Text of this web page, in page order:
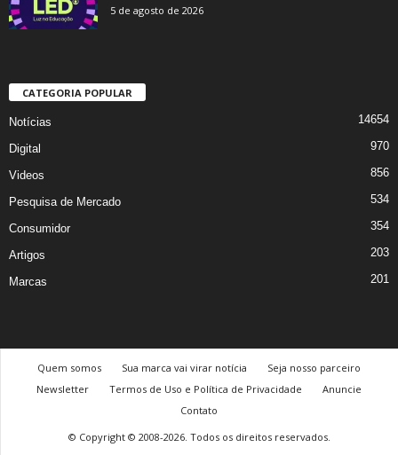
5 de agosto de 2026
CATEGORIA POPULAR
Notícias 14654
Digital 970
Videos 856
Pesquisa de Mercado 534
Consumidor 354
Artigos 203
Marcas 201
Quem somos Sua marca vai virar notícia
Seja nosso parceiro
Newsletter
Termos de Uso e Política de Privacidade
Anuncie
Contato
© Copyright © 2008-2026. Todos os direitos reservados.